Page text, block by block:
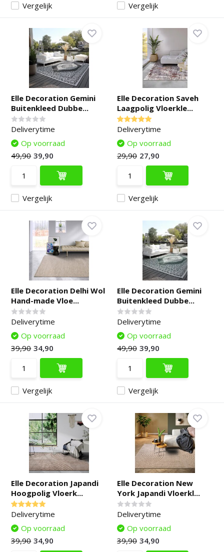
Vergelijk Vergelijk
Elle Decoration Gemini
Buitenkleed Dubbe...
Deliverytime
Vergelijk
Op voorraad
49,90 39,90
Elle Decoration Saveh
Laagpolig Vloerkle...
Deliverytime
Vergelijk
Op voorraad
29,90 27,90
Elle Decoration Delhi Wol
Hand-made Vloe...
Deliverytime
Vergelijk
Op voorraad
39,90 34,90
Elle Decoration Gemini
Buitenkleed Dubbe...
Deliverytime
Vergelijk
Op voorraad
49,90 39,90
Elle Decoration Japandi
Hoogpolig Vloerk...
Deliverytime
Op voorraad
39,90 34,90
Elle Decoration New
York Japandi Vloerkl...
Deliverytime
Op voorraad
39,90 34,90